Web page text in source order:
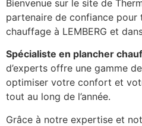
Bienvenue sur le site de
partenaire de confiance pour
chauffage à LEMBERG et
Spécialiste en plancher
d’experts offre une gamme
optimiser votre confort et
tout au long de l’année.
Grâce à notre expertise et